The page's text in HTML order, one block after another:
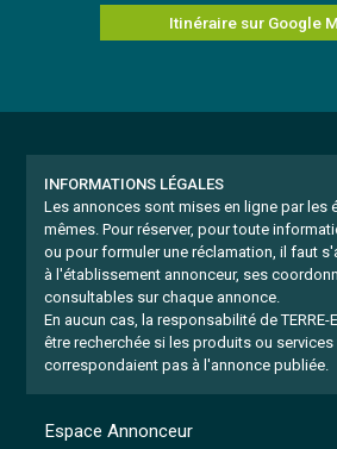
Itinéraire sur Google
INFORMATIONS LÉGALES
Les annonces sont mises en ligne par les
mêmes. Pour réserver, pour toute
ou pour formuler une réclamation, il faut
à l'établissement annonceur, ses
consultables sur chaque annonce.
En aucun cas, la responsabilité de TERRE-
être recherchée si les produits ou
correspondaient pas à l'annonce publiée.
Espace Annonceur